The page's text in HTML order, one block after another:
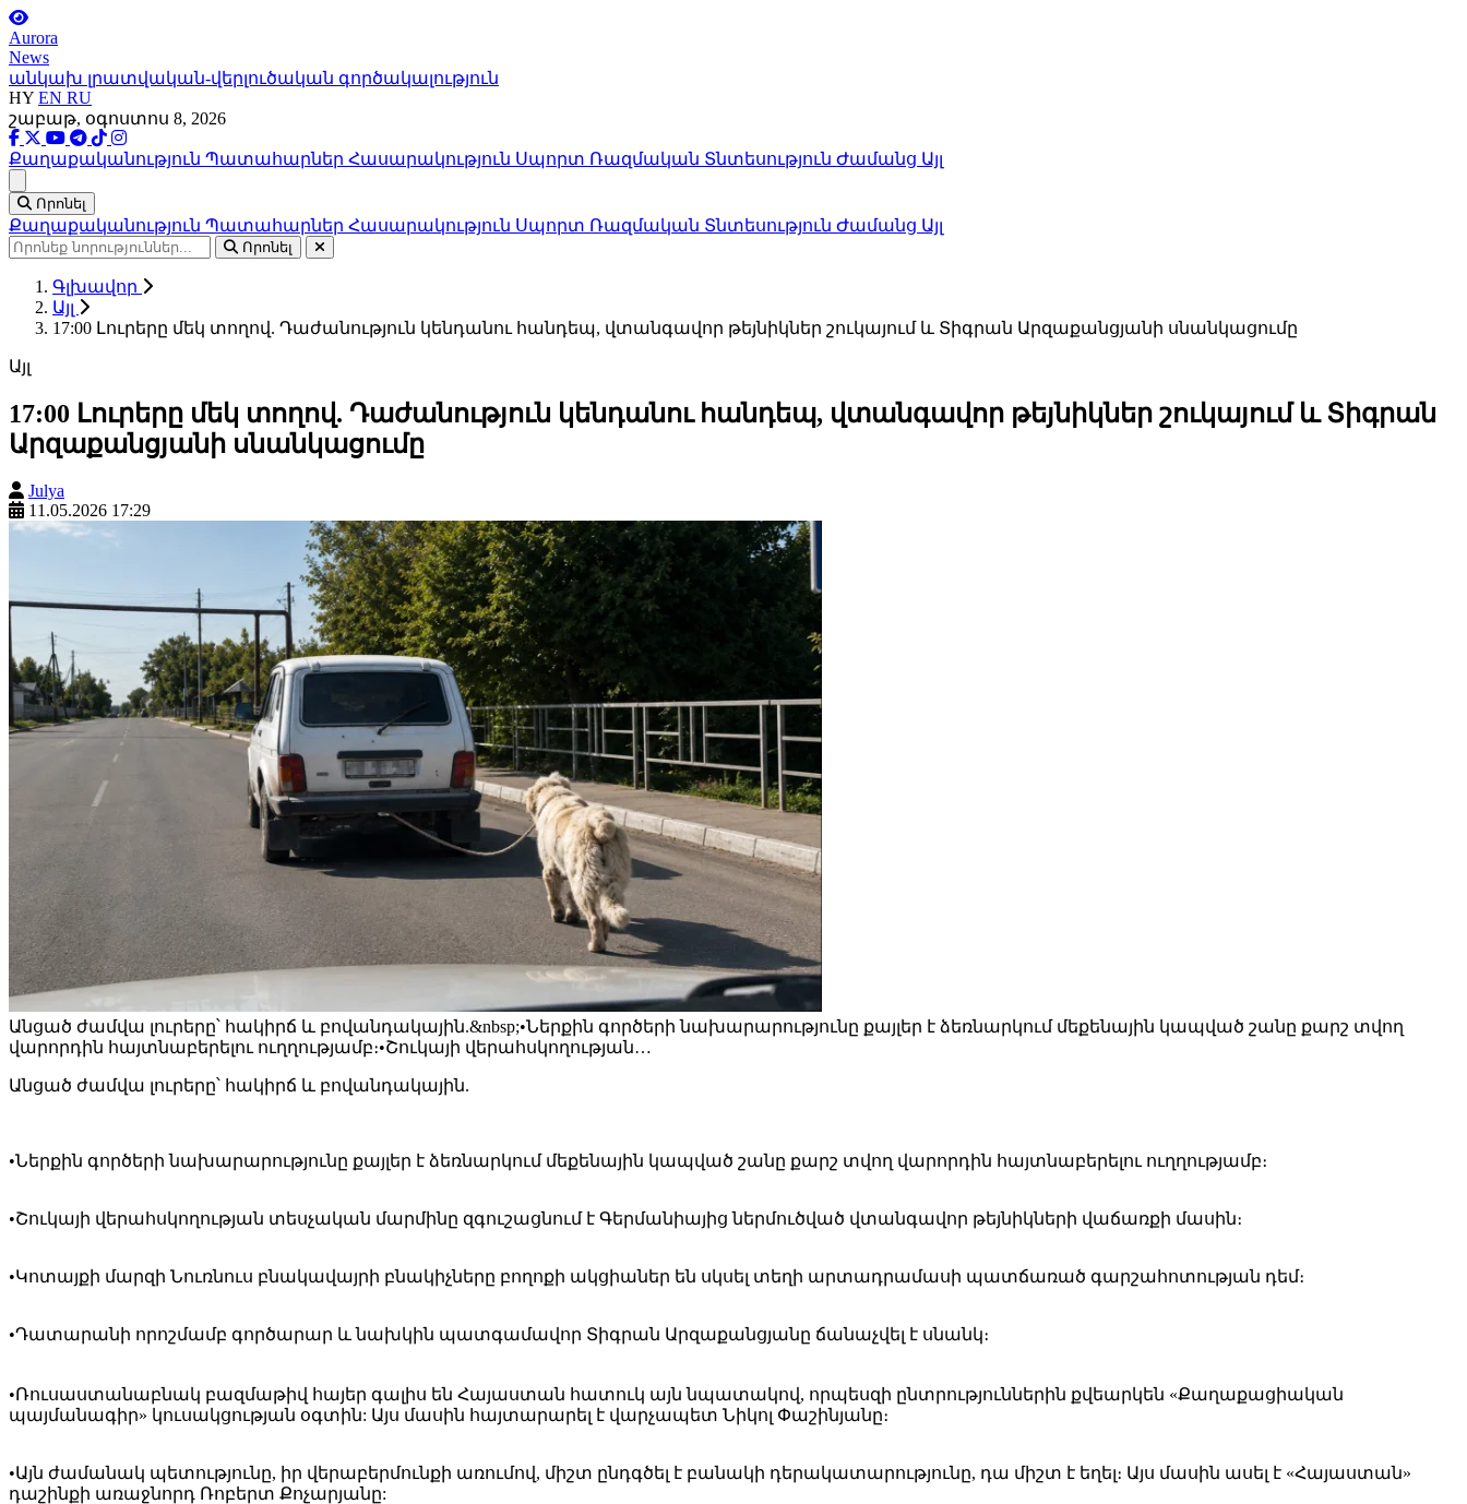
Aurora
News
անկախ լրատվական-վերլուծական գործակալություն
HY EN RU
շաբաթ, օգոստոս 8, 2026
Քաղաքականություն Պատահարներ Հասարակություն Սպորտ Ռազմական Տնտեսություն Ժամանց Այլ
Որոնել
Քաղաքականություն Պատահարներ Հասարակություն Սպորտ Ռազմական Տնտեսություն Ժամանց Այլ
Որոնել
Գլխավոր
Այլ
17:00 Լուրերը մեկ տողով. Դաժանություն կենդանու հանդեպ, վտանգավոր թեյնիկներ շուկայում և Տիգրան Արզաքանցյանի սնանկացումը
Այլ
17:00 Լուրերը մեկ տողով. Դաժանություն կենդանու հանդեպ, վտանգավոր թեյնիկներ շուկայում և Տիգրան
Արզաքանցյանի սնանկացումը
Julya
11.05.2026 17:29
Անցած ժամվա լուրերը՝ հակիրճ և բովանդակային.&nbsp;•Ներքին գործերի նախարարությունը քայլեր է ձեռնարկում մեքենային կապված շանը քարշ տվող
վարորդին հայտնաբերելու ուղղությամբ։•Շուկայի վերահսկողության…
Անցած ժամվա լուրերը՝ հակիրճ և բովանդակային.
•Ներքին գործերի նախարարությունը քայլեր է ձեռնարկում մեքենային կապված շանը քարշ տվող վարորդին հայտնաբերելու ուղղությամբ։
•Շուկայի վերահսկողության տեսչական մարմինը զգուշացնում է Գերմանիայից ներմուծված վտանգավոր թեյնիկների վաճառքի մասին։
•Կոտայքի մարզի Նուռնուս բնակավայրի բնակիչները բողոքի ակցիաներ են սկսել տեղի արտադրամասի պատճառած գարշահոտության դեմ։
•Դատարանի որոշմամբ գործարար և նախկին պատգամավոր Տիգրան Արզաքանցյանը ճանաչվել է սնանկ։
•Ռուսաստանաբնակ բազմաթիվ հայեր գալիս են Հայաստան հատուկ այն նպատակով, որպեսզի ընտրություններին քվեարկեն «Քաղաքացիական
պայմանագիր» կուսակցության օգտին: Այս մասին հայտարարել է վարչապետ Նիկոլ Փաշինյանը։
•Այն ժամանակ պետությունը, իր վերաբերմունքի առումով, միշտ ընդգծել է բանակի դերակատարությունը, դա միշտ է եղել։ Այս մասին ասել է «Հայաստան»
դաշինքի առաջնորդ Ռոբերտ Քոչարյանը: